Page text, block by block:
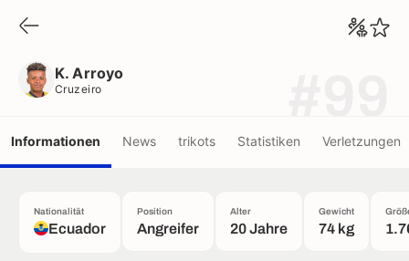
K. Arroyo
Cruzeiro
Informationen News trikots Statistiken Verletzungen
Nationalität
Ecuador
Position
Angreifer
Alter
20 Jahre
Gewicht
74 kg